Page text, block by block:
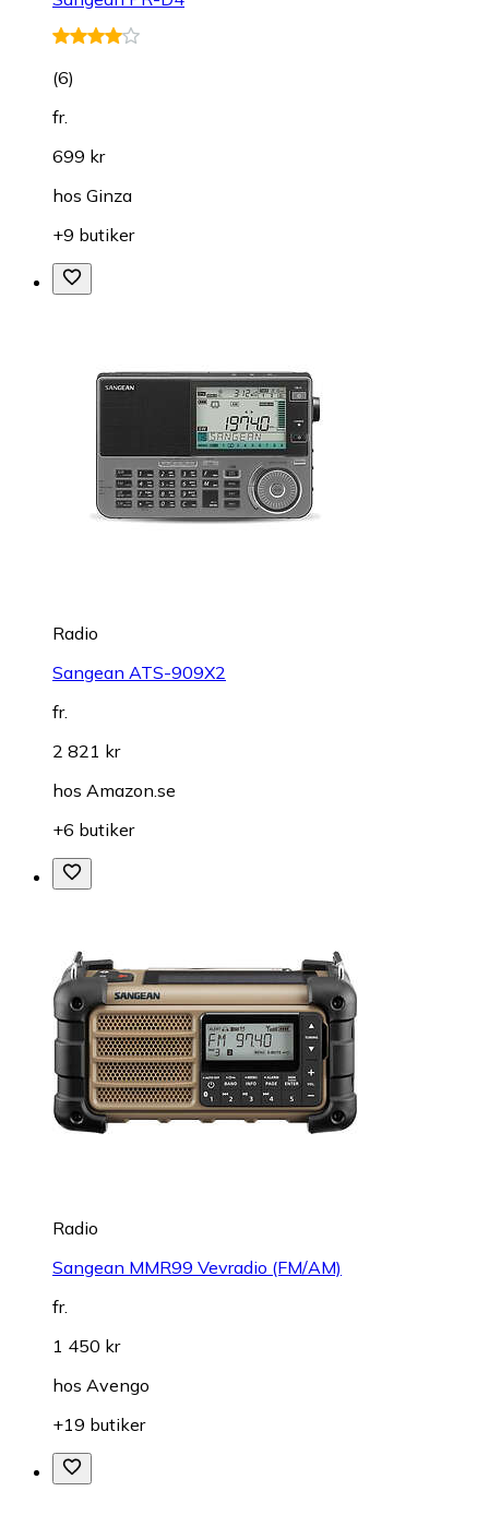
(6)
fr.
699 kr
hos Ginza
+9 butiker
Radio
Sangean ATS-909X2
fr.
2 821 kr
hos Amazon.se
+6 butiker
Radio
Sangean MMR99 Vevradio (FM/AM)
fr.
1 450 kr
hos Avengo
+19 butiker